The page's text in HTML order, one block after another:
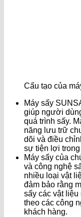
Cấu tạo của
Máy sấy
giúp người
quá trình sấy.
năng lưu trữ
dõi và điều
sự tiện lợi
Máy sấy của
và công nghệ
nhiều loại vật
đảm bảo rằng
sấy các vật
theo các công
khách hàng.